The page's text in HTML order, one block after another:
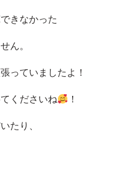
きなかった
ん。
っていましたよ！
くださいね ！
たり、